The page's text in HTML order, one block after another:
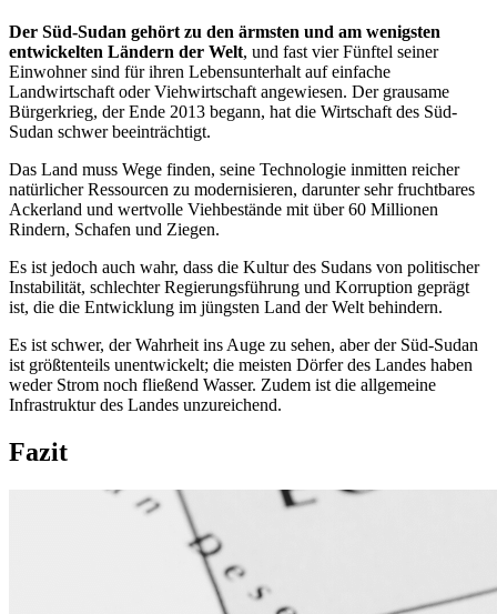
Der Süd-Sudan gehört zu den ärmsten und am wenigsten
entwickelten Ländern der Welt, und fast vier Fünftel seiner
Einwohner sind für ihren Lebensunterhalt auf einfache
Landwirtschaft oder Viehwirtschaft angewiesen. Der grausame
Bürgerkrieg, der Ende 2013 begann, hat die Wirtschaft des Süd-
Sudan schwer beeinträchtigt.
Das Land muss Wege finden, seine Technologie inmitten reicher
natürlicher Ressourcen zu modernisieren, darunter sehr fruchtbares
Ackerland und wertvolle Viehbestände mit über 60 Millionen
Rindern, Schafen und Ziegen.
Es ist jedoch auch wahr, dass die Kultur des Sudans von politischer
Instabilität, schlechter Regierungsführung und Korruption geprägt
ist, die die Entwicklung im jüngsten Land der Welt behindern.
Es ist schwer, der Wahrheit ins Auge zu sehen, aber der Süd-Sudan
ist größtenteils unentwickelt; die meisten Dörfer des Landes haben
weder Strom noch fließend Wasser. Zudem ist die allgemeine
Infrastruktur des Landes unzureichend.
Fazit